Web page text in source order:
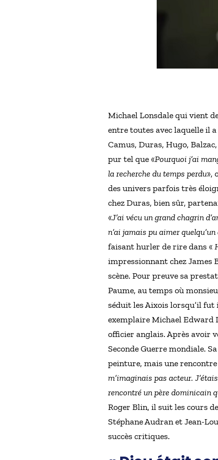
Michael Lonsdale qui vient
entre toutes avec laquelle il
Camus, Duras, Hugo,
pur tel que «Pourquoi j’ai
la recherche du temps perdu»,
des univers parfois très
chez Duras, bien sûr,
«J’ai vécu un grand chagrin
n’ai jamais pu aimer
faisant hurler de rire dans «
impressionnant chez James
scène. Pour preuve sa
Paume, au temps où
séduit les Aixois lorsqu’il
exemplaire Michael Edward
officier anglais. Après avoir
Seconde Guerre mondiale.
peinture, mais une
m’imaginais pas acteur.
rencontré un père dominicain
Roger Blin, il suit les cours
Stéphane Audran et Jean-
succès critiques.